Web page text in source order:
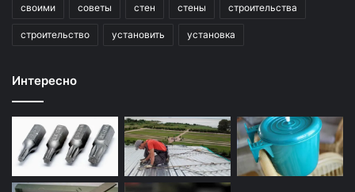
своими советы стен стены строительства
строительство установить установка
Интересно